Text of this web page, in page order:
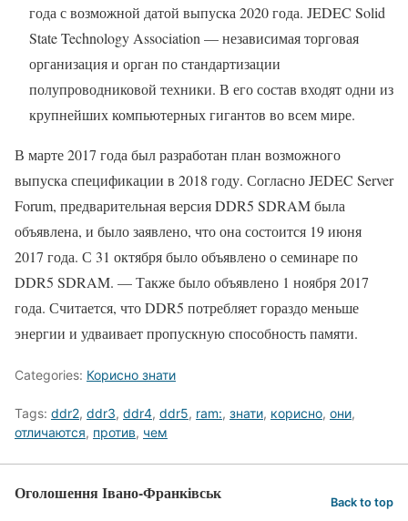
года с возможной датой выпуска 2020 года. JEDEC Solid
State Technology Association — независимая торговая
организация и орган по стандартизации
полупроводниковой техники. В его состав входят одни из
крупнейших компьютерных гигантов во всем мире.
В марте 2017 года был разработан план возможного
выпуска спецификации в 2018 году. Согласно JEDEC Server
Forum, предварительная версия DDR5 SDRAM была
объявлена, и было заявлено, что она состоится 19 июня
2017 года. С 31 октября было объявлено о семинаре по
DDR5 SDRAM. — Также было объявлено 1 ноября 2017
года. Считается, что DDR5 потребляет гораздо меньше
энергии и удваивает пропускную способность памяти.
Categories: Корисно знати
Tags: ddr2, ddr3, ddr4, ddr5, ram:, знати, корисно, они,
отличаются, против, чем
Оголошення Івано-Франківськ Back to top